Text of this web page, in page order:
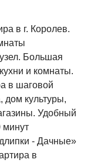
в г. Королев.
Большая
и комнаты.
в шаговой
дом культуры,
Удобный
минут
- Дачные»
в